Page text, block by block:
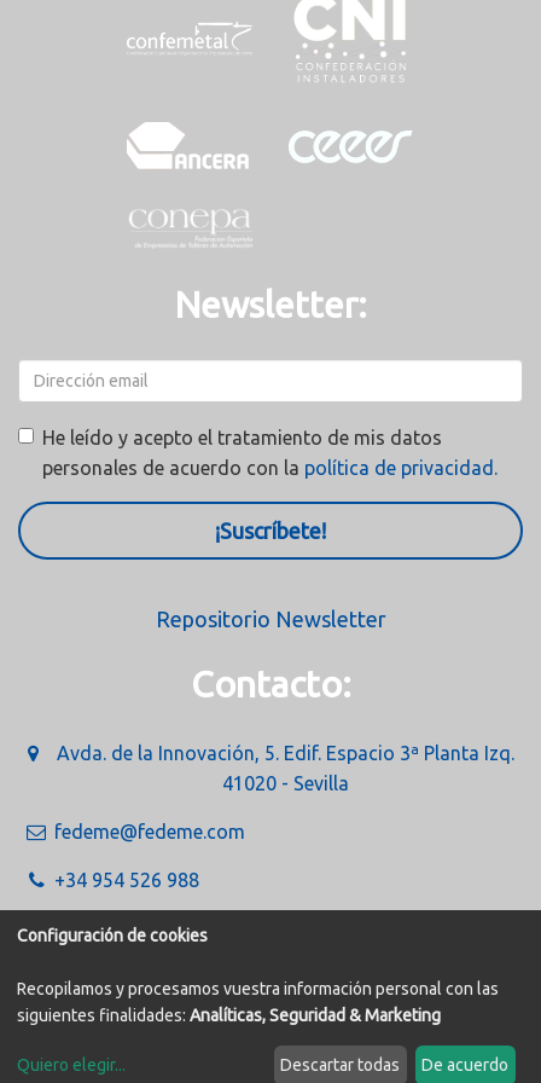
Newsletter:
He leído y acepto el tratamiento de mis datos
personales de acuerdo con la política de privacidad.
¡Suscríbete!
Repositorio Newsletter
Contacto:
Avda. de la Innovación, 5. Edif. Espacio 3ª Planta Izq.
41020 - Sevilla
fedeme@fedeme.com
+34 954 526 988
Configuración de cookies
Recopilamos y procesamos vuestra información personal con las
siguientes finalidades: Analíticas, Seguridad & Marketing
Quiero elegir... Descartar todas De acuerdo